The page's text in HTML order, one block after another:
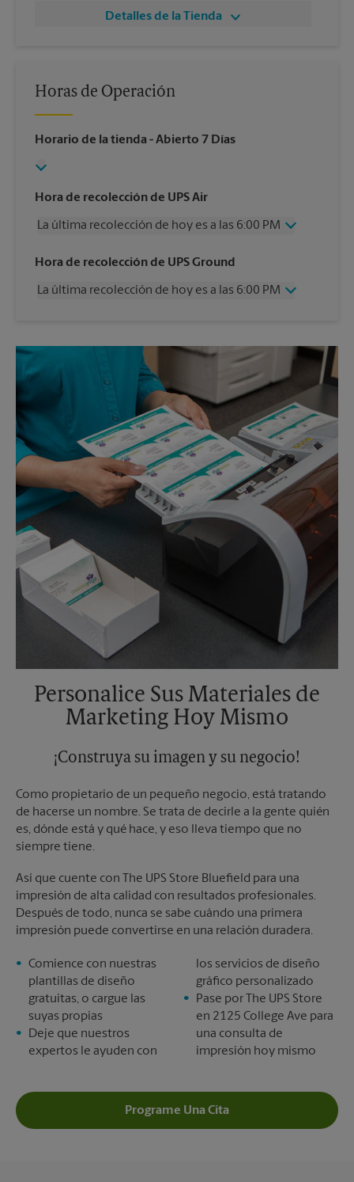
Detalles de la Tienda
Horas de Operación
Horario de la tienda - Abierto 7 Días
Hora de recolección de UPS Air
La última recolección de hoy es a las 6:00 PM
Miércoles
6:00 PM
Viernes
6:00 PM
Lunes
6:00 PM
6:00 PM
Hora de recolección de UPS Ground
La última recolección de hoy es a las 6:00 PM
6:00 PM
Sábado
Sin Recolección
Sin Recolección
6:00 PM
6:00 PM
Personalice Sus Materiales de
Marketing Hoy Mismo
¡Construya su imagen y su negocio!
Como propietario de un pequeño negocio, está tratando
de hacerse un nombre. Se trata de decirle a la gente quién
es, dónde está y qué hace, y eso lleva tiempo que no
siempre tiene.
Así que cuente con The UPS Store Bluefield para una
impresión de alta calidad con resultados profesionales.
Después de todo, nunca se sabe cuándo una primera
impresión puede convertirse en una relación duradera.
Comience con nuestras
plantillas de diseño
gratuitas, o cargue las
suyas propias
Deje que nuestros
expertos le ayuden con
los servicios de diseño
gráfico personalizado
Pase por The UPS Store
en 2125 College Ave para
una consulta de
impresión hoy mismo
Programe Una Cita